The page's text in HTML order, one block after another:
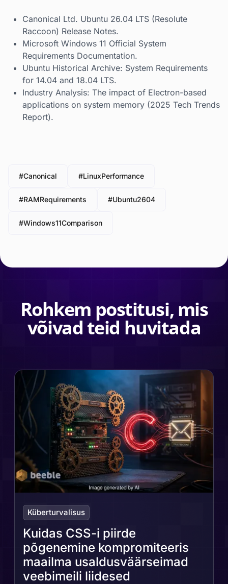
Canonical Ltd. Ubuntu 26.04 LTS (Resolute
Raccoon) Release Notes.
Microsoft Windows 11 Official System
Requirements Documentation.
Ubuntu Historical Archive: System Requirements
for 14.04 and 18.04 LTS.
Industry Analysis: The impact of Electron-based
applications on system memory (2025 Tech Trends
Report).
#Canonical #LinuxPerformance
#RAMRequirements #Ubuntu2604
#Windows11Comparison
Rohkem postitusi, mis
võivad teid huvitada
Küberturvalisus
Kuidas CSS-i piirde
põgenemine kompromiteeris
maailma usaldusväärseimad
veebimeili liidesed